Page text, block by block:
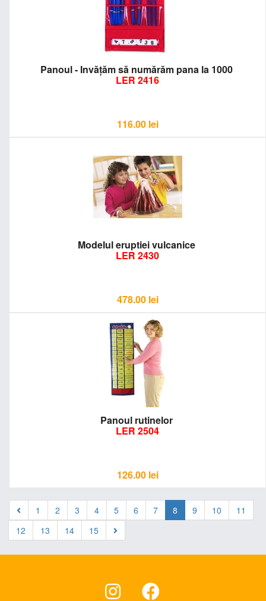
Panoul - Invăţăm să numărăm pana la 1000
LER 2416
116.00 lei
Modelul eruptiei vulcanice
LER 2430
478.00 lei
Panoul rutinelor
LER 2504
126.00 lei
1 2 3 4 5 6 7 8 9 10
11
12
13 14 15